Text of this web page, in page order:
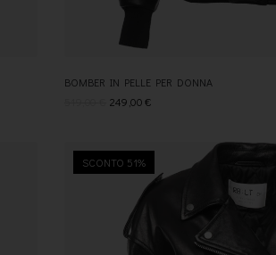
BOMBER IN PELLE PER DONNA
249,00€
SCONTO 51%